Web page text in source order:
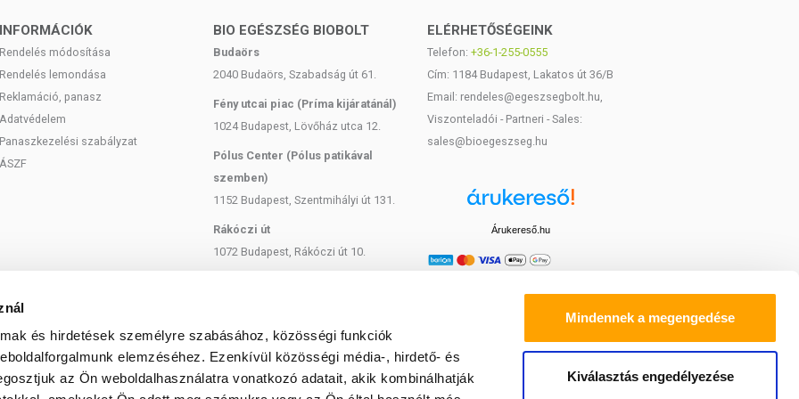
és hirdetések személyre szabásához, közösségi funkciók
elemzéséhez. Ezenkívül közösségi média-, hirdető- és
az Ön weboldalhasználatra vonatkozó adatait, akik kombinálhatják
Mindennek a megengedése
Kiválasztás engedélyezése
Emellett a polifenolok gátolják az oxidációs
E-vitaminban. Száz grammonként 12
így az extra szűz olívaolaj az egyik legfontosabb
Az E-vitamin megköti a szabad gyököket, védve a
kedvence. Ha olyan minőségű, mint a Pödör
a tökéletes ízélményt. Ezt a hidegen sajtolt olajat
nem szabad magas hőmérsékleten melegíteni,
egészségre kedvező tápanyagait. Ezért az extra szűz
napfénytől védett helyen 14-18 hónapig tárolható.
található.
4 hónapon belül felhasználni, hogy az értékes
INFORMÁCIÓK
Rendelés módosítása
Rendelés lemondása
Reklamáció, panasz
Adatvédelem
Panaszkezelési szabályzat
ÁSZF
BIO EGÉSZSÉG BIOBOLT
Budaörs
2040 Budaörs, Szabadság út 61.
Fény utcai piac (Príma kijáratánál)
1024 Budapest, Lövőház utca 12.
Pólus Center (Pólus patikával
szemben)
1152 Budapest, Szentmihályi út 131.
Rákóczi út
1072 Budapest, Rákóczi út 10.
Bartók Béla
1114 Budapest, Bartók Béla út 71.
ELÉRHETŐSÉGEINK
Telefon: +36-1-255-0555
Cím: 1184 Budapest, Lakatos út 36/B
Email: rendeles@egeszsegbolt.hu,
Viszonteladói - Partneri - Sales:
sales@bioegeszseg.hu
Árukereső.hu